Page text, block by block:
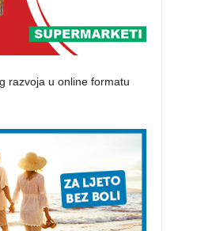
razvoja u online formatu